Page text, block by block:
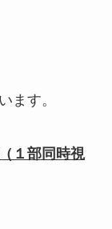
ます。
１部同時視